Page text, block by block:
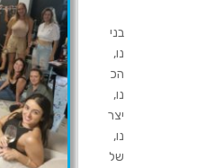
בני
נו,
הכ
נו,
יצר
נו,
של